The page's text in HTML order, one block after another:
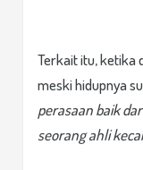
Terkait itu, ketika
meski hidupnya
perasaan baik
seorang ahli